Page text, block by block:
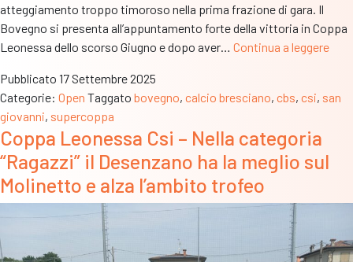
atteggiamento troppo timoroso nella prima frazione di gara. Il
Bovegno si presenta all’appuntamento forte della vittoria in Coppa
Leonessa dello scorso Giugno e dopo aver… Continua a leggere
di
Pubblicato 17 Settembre 2025
Categorie: Open Taggato bovegno, calcio bresciano, cbs, csi, san
giovanni, supercoppa
Coppa Leonessa Csi – Nella categoria
“Ragazzi” il Desenzano ha la meglio sul
Molinetto e alza l’ambito trofeo